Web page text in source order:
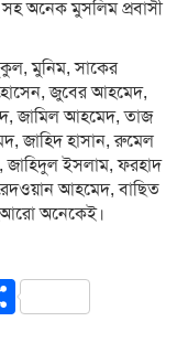
সহ অনেক মুসলিম প্রবাসী
মুনিম, সাকের
হোসেন, জুবের আহমেদ,
জামিল আহমেদ, তাজ
জাহিদ হাসান, রুমেল
ইসলাম, ফরহাদ
আহমেদ, বাছিত
অনেকেই।
Share